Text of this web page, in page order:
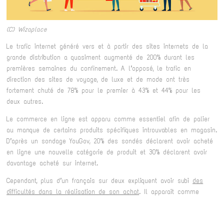
(C) Wizaplace
Le trafic internet généré vers et à partir des sites internets de la
grande distribution a quasiment augmenté de 200% durant les
premières semaines du confinement. A l’opposé, le trafic en
direction des sites de voyage, de luxe et de mode ont très
fortement chuté de 78% pour le premier à 43% et 44% pour les
deux autres.
Le commerce en ligne est apparu comme essentiel afin de palier
au manque de certains produits spécifiques introuvables en magasin.
D’après un sondage YouGov, 20% des sondés déclarent avoir acheté
en ligne une nouvelle catégorie de produit et 30% déclarent avoir
davantage acheté sur internet.
Cependant, plus d’un français sur deux expliquent avoir subi des
difficultés dans la réalisation de son achat. Il apparait comme